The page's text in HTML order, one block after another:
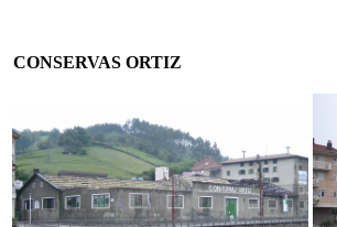
CONSERVAS ORTIZ